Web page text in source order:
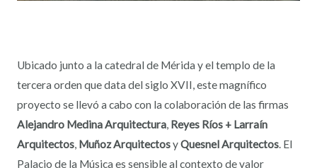
Ubicado junto a la catedral de Mérida y el templo de la
tercera orden que data del siglo XVII, este magnífico
proyecto se llevó a cabo con la colaboración de las firmas
Alejandro Medina Arquitectura, Reyes Ríos + Larraín
Arquitectos, Muñoz ArquitectosyQuesnel Arquitectos. El
Palacio de la Música es sensible al contexto de valor